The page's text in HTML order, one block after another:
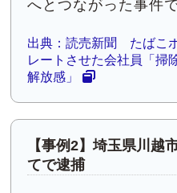
へとつながった事件で
出典：読売新聞 たばこ
レートさせた会社員「掃
解放感」
【事例2】埼玉県川越
てで逮捕